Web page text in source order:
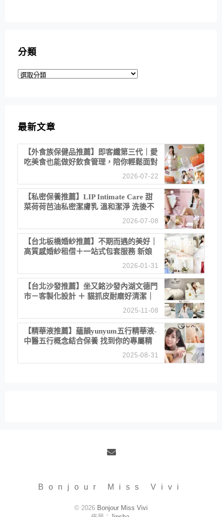
分類
分
最新文章
【外食族保健品推薦】即客纖第三代｜愛
吃美食也能做好飲食管理，陪你輕鬆面對
2026-07-22
【私密保養推薦】LIP Intimate Care 甜
菜荷荷芭油私密潔膚乳 溫和潔淨 洗後不
2026-07-08
【台北板橋婚紗推薦】不期而遇的美好｜
高質感婚紗租借＋一站式包套服務 新娘
2026-01-31
【台北沙發推薦】坐又銘沙發內湖文德門
市－客製化設計 ＋ 貓抓皮耐磨好清潔｜
直營直銷、價格透明 高CP值打造夢想
2025-11-08
【精華液推薦】蘊韻yunyum五行精華液-
中醫五行概念結合保養 找到你的專屬精
華！ 水㊀土㊀就選「潤・賦精華」維持
2025-08-31
Bonjour Miss Vivi
© 2026 Bonjour Miss Vivi